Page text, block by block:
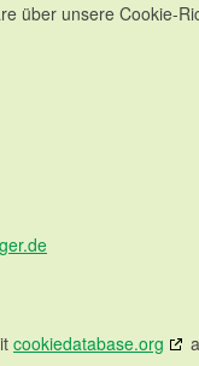
über unsere Cookie-
cookiedatabase.org